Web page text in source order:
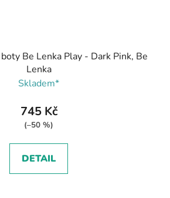
Be Lenka Play - Dark Pink, Be
Lenka
Skladem*
745 Kč
(–50 %)
DETAIL